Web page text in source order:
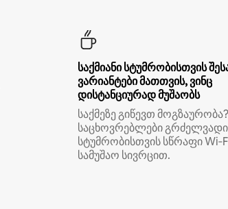
საქმიანი სტუმრობისთვის
ვარიანტები მათთვის, ვინც
დისტანციურად მუშაობს
საქმეზე გიწევთ
საცხოვრებლები
სტუმრობისთვის სწრაფი
სამუშაო სივრცით.